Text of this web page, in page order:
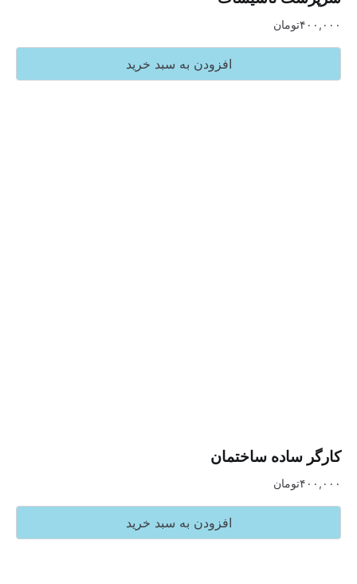
تومان
افزودن به سبد خرید
ساختمان
تومان
افزودن به سبد خرید